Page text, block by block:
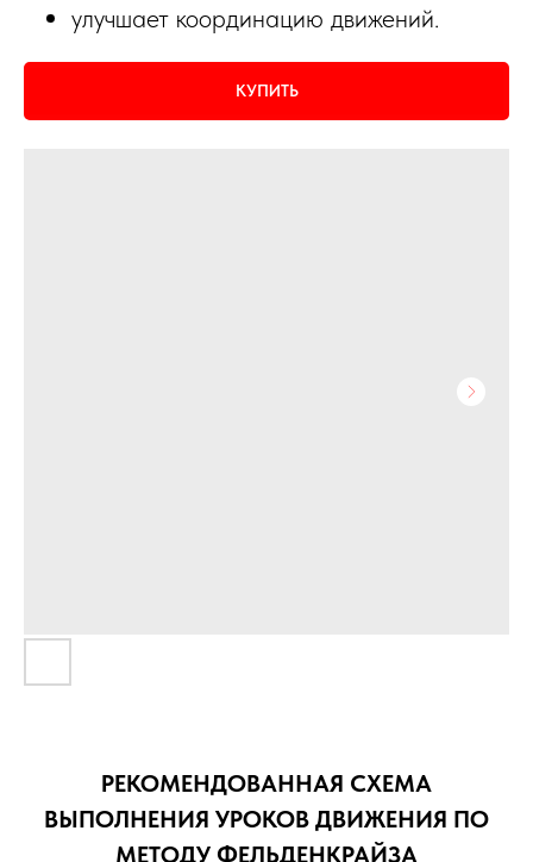
улучшает координацию движений.
КУПИТЬ
РЕКОМЕНДОВАННАЯ СХЕМА
ВЫПОЛНЕНИЯ УРОКОВ ДВИЖЕНИЯ ПО
МЕТОДУ ФЕЛЬДЕНКРАЙЗА